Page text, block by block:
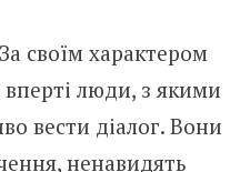
своїм характером
люди, з якими
вести діалог. Вони
ненавидять